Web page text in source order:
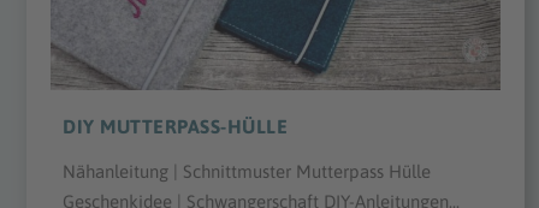
DIY MUTTERPASS-HÜLLE
Nähanleitung | Schnittmuster Mutterpass Hülle
Geschenkidee | Schwangerschaft DIY-Anleitungen...